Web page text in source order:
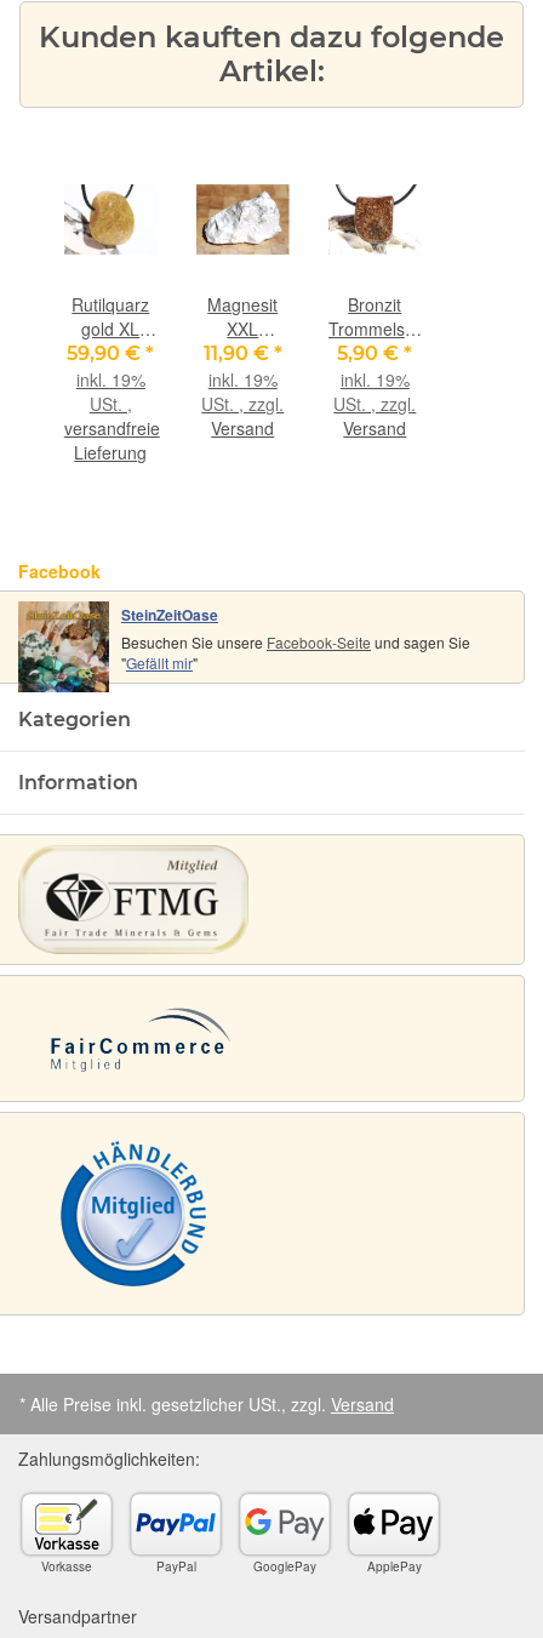
Kunden kauften dazu folgende
Artikel:
Rutilquarz
gold XL
Trommelstein
/
Schmuckstein
gebohrt -
AA-
59,90 €*
inkl. 19%
USt. ,
versandfreie
Lieferung
Magnesit
XXL
Rohstein -
ca. 8,8 cm x
6,2 cm x
5,9 cm (304
11,90 € *
inkl. 19%
USt. , zzgl.
Versand
Bronzit
Trommelstein
/
Schmuckstein
gebohrt -
Sonderqualität
5,90 €*
inkl. 19%
USt. , zzgl.
Versand
Facebook
SteinZeitOase
Besuchen Sie unsere Facebook-Seite und sagen Sie
"Gefällt mir"
Kategorien
Information
* Alle Preise inkl. gesetzlicher USt., zzgl. Versand
Zahlungsmöglichkeiten:
Vorkasse PayPal GooglePay ApplePay
Versandpartner